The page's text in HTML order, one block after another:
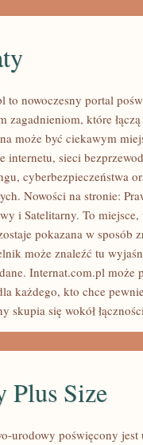
to nowoczesny portal
zagadnieniom, które
może być ciekawym
internetu, sieci
cyberbezpieczeństwa
Nowości na stronie:
i Satelitarny. To
pokazana w sposób
może znaleźć tu
Internat.com.pl może
każdego, kto chce
skupia się wokół
Plus Size
urodowy poświęcony